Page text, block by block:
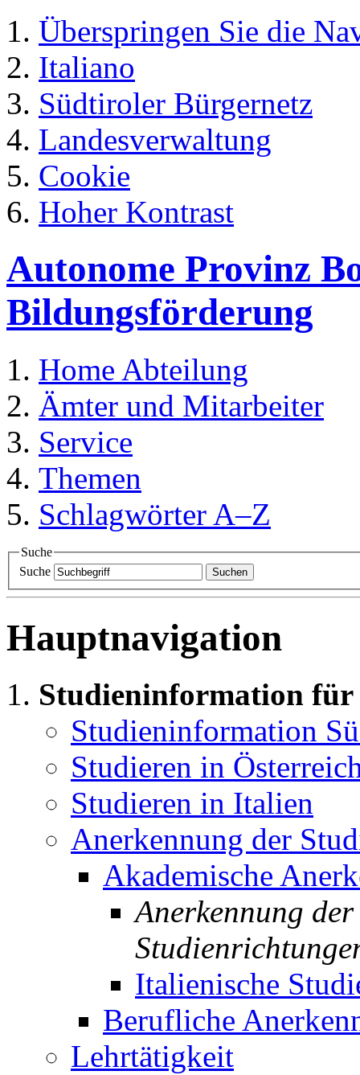
Überspringen Sie die
Italiano
Südtiroler Bürgernetz
Landesverwaltung
Cookie
Hoher Kontrast
Autonome Provinz
Bildungsförderung
Home Abteilung
Ämter und Mitarbeiter
Service
Themen
Schlagwörter A–Z
Suche
Suche
Suchen
Hauptnavigation
Studieninformation für
Studieninformation
Studieren in
Studieren in Italien
Anerkennung der
Akademische
Anerkennung
Italienische
Berufliche
Lehrtätigkeit